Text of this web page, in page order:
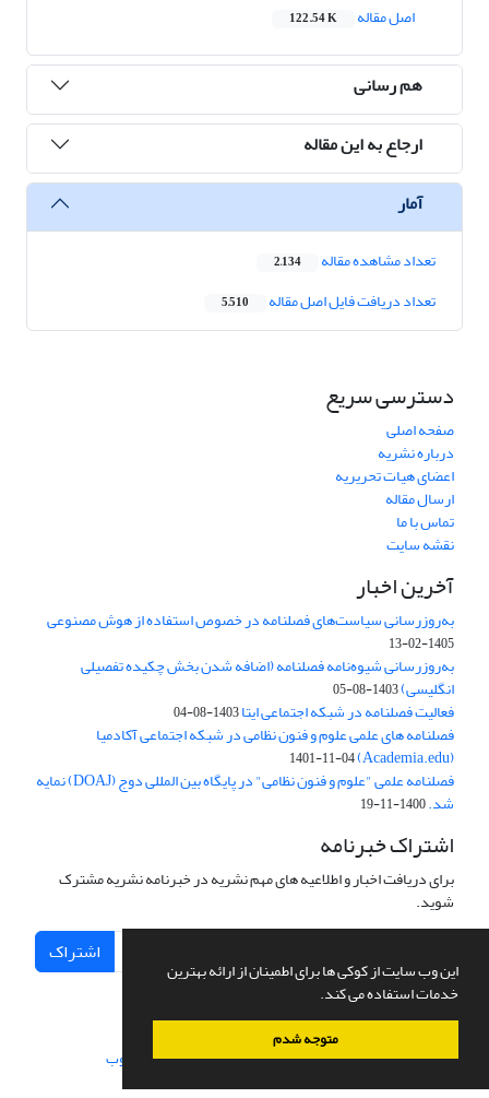
این وب سایت از کوکی ها برای اطمینان از ارائه بهترین
خدمات استفاده می کند.
متوجه شدم
اصل مقاله
122.54 K
هم رسانی
ارجاع به این مقاله
آمار
تعداد مشاهده مقاله 2,134
تعداد دریافت فایل اصل مقاله 5,510
دسترسی سریع
صفحه اصلی
درباره نشریه
اعضای هیات تحریریه
ارسال مقاله
تماس با ما
نقشه سایت
آخرین اخبار
به‌روزرسانی سیاست‌های فصلنامه در خصوص استفاده از هوش مصنوعی
1405-02-13
به‌روزرسانی شیوه‌نامه فصلنامه (اضافه شدن بخش چکیده تفصیلی
انگلیسی)1403-08-05
فعالیت فصلنامه در شبکه اجتماعی ایتا1403-08-04
فصلنامه های علمی علوم و فنون نظامی در شبکه اجتماعی آکادمیا
(Academia.edu)
1401-11-04
فصلنامه علمی "علوم و فنون نظامی" در پایگاه بین المللی دوج (DOAJ) نمایه
شد.1400-11-19
اشتراک خبرنامه
برای دریافت اخبار و اطلاعیه های مهم نشریه در خبرنامه نشریه مشترک
شوید.
اشتراک
سامانه مدیریت نشریات علمی.طراحی و پیاده سازی از سیناوب